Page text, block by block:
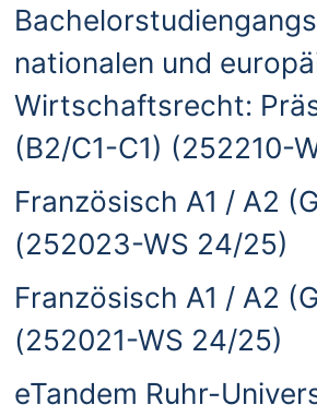
nationalen und
Wirtschaftsrecht:
(B2/C1-C1) (252210-
Französisch A1 / A2
(252023-WS 24/25)
Französisch A1 / A2
(252021-WS 24/25)
eTandem Ruhr-